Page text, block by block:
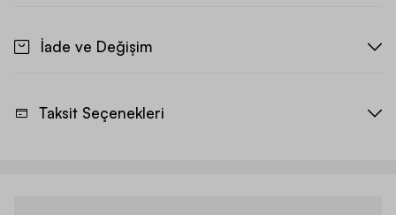
İade ve Değişim
Taksit Seçenekleri